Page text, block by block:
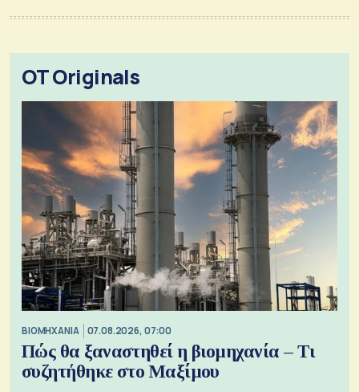
OT Originals
ΒΙΟΜΗΧΑΝΙΑ 07.08.2026, 07:00
Πώς θα ξαναστηθεί η βιομηχανία – Τι
συζητήθηκε στο Μαξίμου